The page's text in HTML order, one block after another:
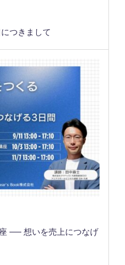
つきまして
── 想いを売上につなげ